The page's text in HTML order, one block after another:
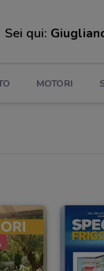
Sei qui:
MOTORI